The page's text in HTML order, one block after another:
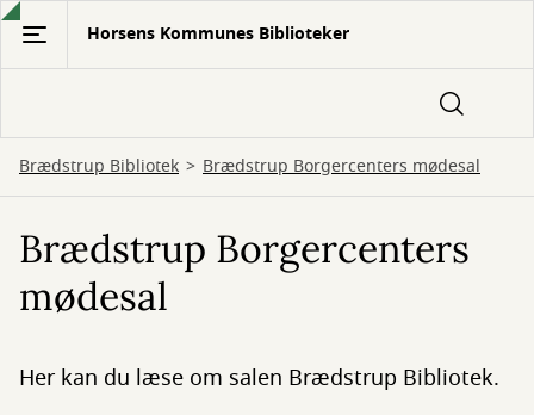
Gå
hovedindhold
Horsens Kommunes Biblioteker
Brædstrup Bibliotek Brædstrup Borgercenters mødesal
Brædstrup Borgercenters
mødesal
Her kan du læse om salen Brædstrup Bibliotek.